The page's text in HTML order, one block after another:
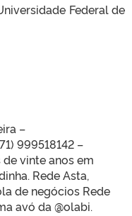
Federal de
–
999518142 –
vinte anos em
Rede Asta,
de negócios Rede
avó da @olabi.